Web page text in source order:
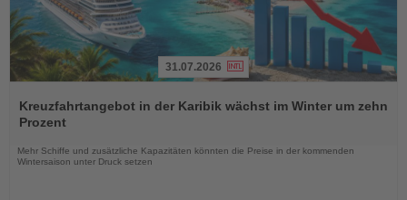
Sie
die
31.07.2026
Kreuzfahrtangebot in der Karibik wächst im Winter um zehn
Prozent
Mehr Schiffe und zusätzliche Kapazitäten könnten die Preise in der kommenden
Wintersaison unter Druck setzen